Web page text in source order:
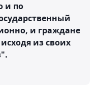
и по
и граждане
из своих